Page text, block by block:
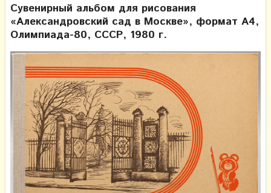
Сувенирный альбом для рисования
«Александровский сад в Москве», формат А4,
Олимпиада-80, СССР, 1980 г.